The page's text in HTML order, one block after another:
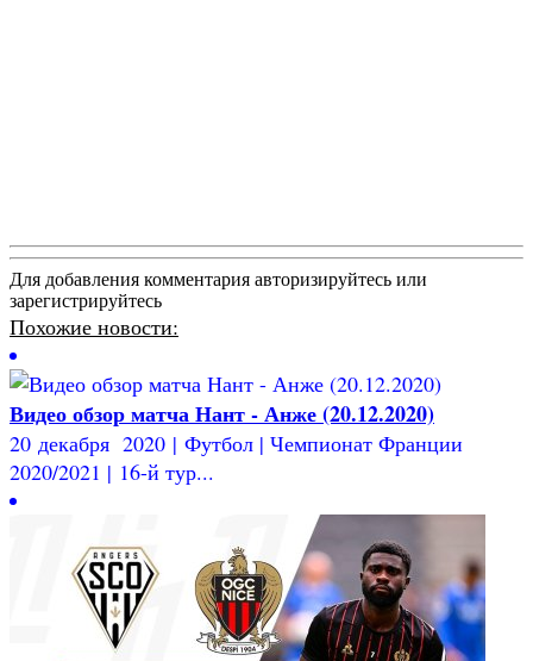
Для добавления комментария авторизируйтесь или
зарегистрируйтесь
Похожие новости:
Видео обзор матча Нант - Анже (20.12.2020)
20 декабря 2020 | Футбол | Чемпионат Франции
2020/2021 | 16-й тур...